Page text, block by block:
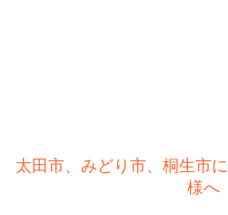
太田市、みどり市、桐生市
様へ